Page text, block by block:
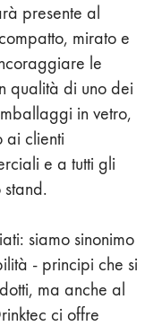
presente al
mirato e
le
qualità di uno dei
in vetro,
ai clienti
e a tutti gli
stand.
siamo sinonimo
- principi che si
ma anche al
ci offre